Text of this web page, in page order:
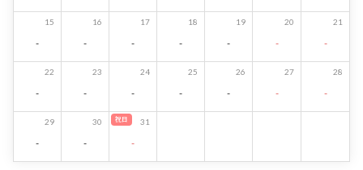
15
-
16
-
17
-
18
-
19
-
20
-
21
-
22
-
23
-
24
-
25
-
26
-
27
-
28
-
29
-
30
-
祝日 31
-